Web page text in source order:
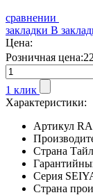
сравнении
закладки В
Цена:
Розничная цена:
1 клик
Характеристики:
Артикул
Страна
Серия
Страна